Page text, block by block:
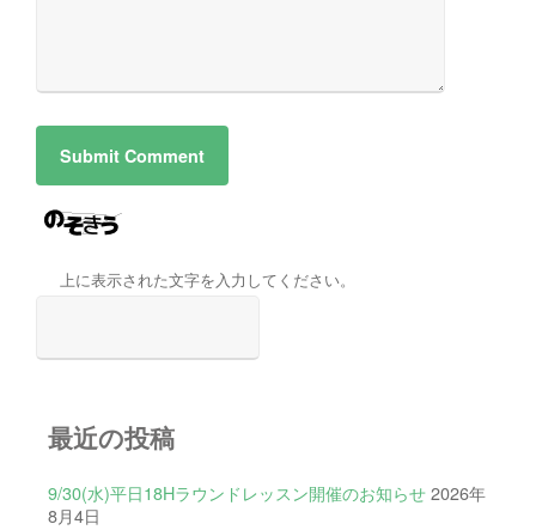
上に表示された文字を入力してください。
最近の投稿
9/30(水)平日18Hラウンドレッスン開催のお知らせ 2026年
8月4日